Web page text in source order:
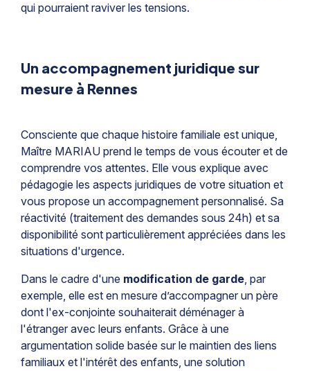
qui pourraient raviver les tensions.
Un accompagnement juridique sur
mesure à Rennes
Consciente que chaque histoire familiale est unique,
Maître MARIAU prend le temps de vous écouter et de
comprendre vos attentes. Elle vous explique avec
pédagogie les aspects juridiques de votre situation et
vous propose un accompagnement personnalisé. Sa
réactivité (traitement des demandes sous 24h) et sa
disponibilité sont particulièrement appréciées dans les
situations d'urgence.
Dans le cadre d'une modification de garde, par
exemple, elle est en mesure d’accompagner un père
dont l'ex-conjointe souhaiterait déménager à
l'étranger avec leurs enfants. Grâce à une
argumentation solide basée sur le maintien des liens
familiaux et l'intérêt des enfants, une solution